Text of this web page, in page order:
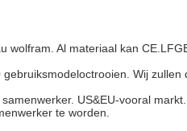
wolfram. Al materiaal kan
Wij zullen
US&EU-vooral
te worden.